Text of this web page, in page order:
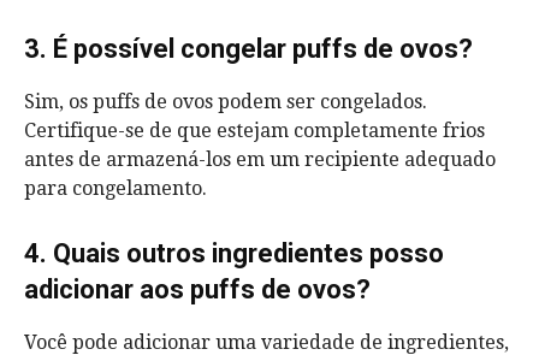
3. É possível congelar puffs de ovos?
Sim, os puffs de ovos podem ser congelados.
Certifique-se de que estejam completamente frios
antes de armazená-los em um recipiente adequado
para congelamento.
4. Quais outros ingredientes posso
adicionar aos puffs de ovos?
Você pode adicionar uma variedade de ingredientes,